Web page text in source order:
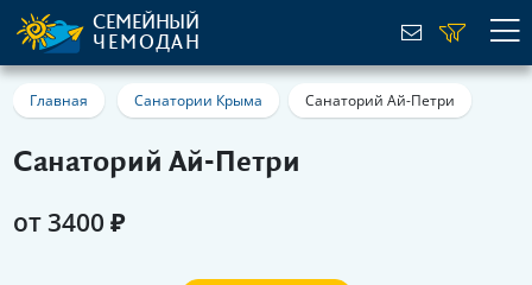
СЕМЕЙНЫЙ
ЧЕМОДАН
Главная Санатории Крыма Санаторий Ай-Петри
Санаторий Ай-Петри
от 3400 ₽